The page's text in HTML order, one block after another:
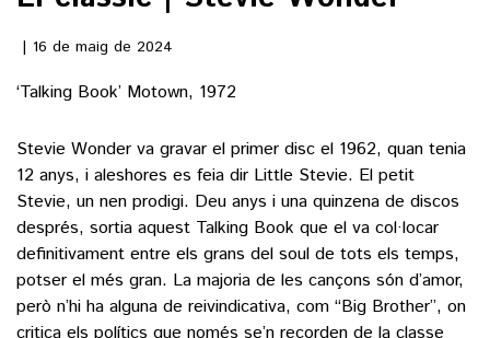
SOCIETAT
ECONOMIA
VEURE TOTES
FUTBOL
HOQUEI PATINS
MOTOR
VEURE TOTES
CULTURA
ARTS ESCÈNIQUES
CULTURA POPULAR
LLIBRES
SUPLEMENTS
FOTOGALERIES
9MAGAZÍN
16 de maig de 2024
‘Talking Book’ Motown, 1972
Stevie Wonder va gravar el primer disc el 1962, quan tenia
12 anys, i aleshores es feia dir Little Stevie. El petit
Stevie, un nen prodigi. Deu anys i una quinzena de discos
després, sortia aquest Talking Book que el va col·locar
definitivament entre els grans del soul de tots els temps,
potser el més gran. La majoria de les cançons són d’amor,
però n’hi ha alguna de reivindicativa, com “Big Brother”, on